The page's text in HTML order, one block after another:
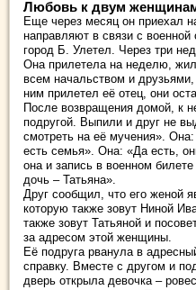
Любовь к двум
Еще через месяц он приехал
направляют в связи с военной
город Б. Улетел. Через три
Она прилетела на неделю,
всем начальством и
ним прилетел её отец, они
После возвращения домой, к
подругой. Выпили и друг не
смотреть на её мучения».
есть семья». Она: «Да есть,
она и запись в военном
дочь – Татьяна».
Друг сообщил, что его женой
которую также зовут Ниной
также зовут Татьяной и
за адресом этой женщины.
Её подруга рванула в
справку. Вместе с другом и
дверь открыла девочка –